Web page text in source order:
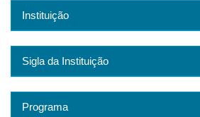
Instituição
Sigla da Instituição
Programa